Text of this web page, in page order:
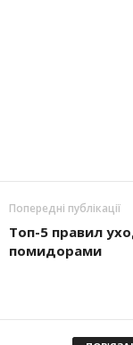
Попередні публікації
Топ-5 правил
помидорами